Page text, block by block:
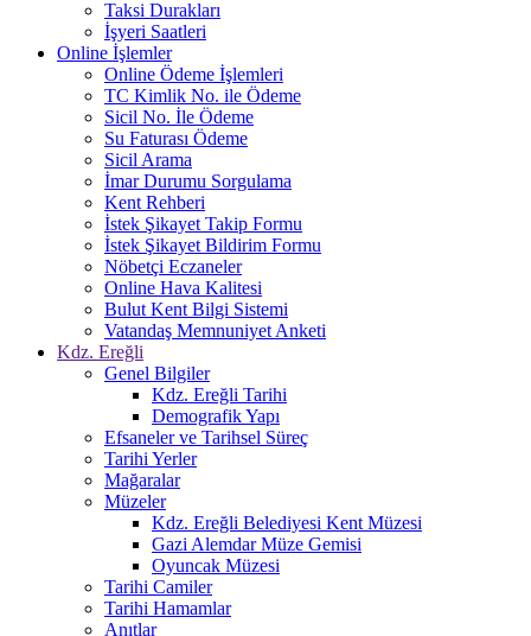
Taksi Durakları
İşyeri Saatleri
Online İşlemler
Online Ödeme İşlemleri
TC Kimlik No. ile Ödeme
Sicil No. İle Ödeme
Su Faturası Ödeme
Sicil Arama
İmar Durumu Sorgulama
Kent Rehberi
İstek Şikayet Takip Formu
İstek Şikayet Bildirim Formu
Nöbetçi Eczaneler
Online Hava Kalitesi
Bulut Kent Bilgi Sistemi
Vatandaş Memnuniyet Anketi
Kdz. Ereğli
Genel Bilgiler
Kdz. Ereğli Tarihi
Demografik Yapı
Efsaneler ve Tarihsel Süreç
Tarihi Yerler
Mağaralar
Müzeler
Kdz. Ereğli Belediyesi Kent Müzesi
Gazi Alemdar Müze Gemisi
Oyuncak Müzesi
Tarihi Camiler
Tarihi Hamamlar
Anıtlar